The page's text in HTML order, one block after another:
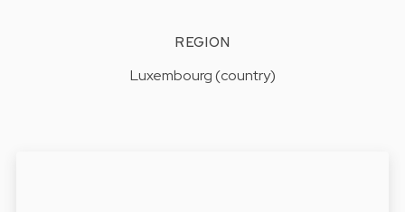
REGION
Luxembourg (country)